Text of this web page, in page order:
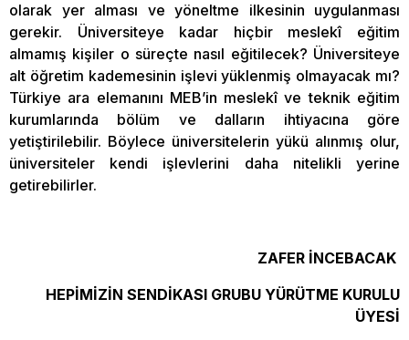
olarak yer alması ve yöneltme ilkesinin uygulanması
gerekir. Üniversiteye kadar hiçbir meslekî eğitim
almamış kişiler o süreçte nasıl eğitilecek? Üniversiteye
alt öğretim kademesinin işlevi yüklenmiş olmayacak mı?
Türkiye ara elemanını MEB’in meslekî ve teknik eğitim
kurumlarında bölüm ve dalların ihtiyacına göre
yetiştirilebilir. Böylece üniversitelerin yükü alınmış olur,
üniversiteler kendi işlevlerini daha nitelikli yerine
getirebilirler.
ZAFER İNCEBACAK
HEPİMİZİN SENDİKASI GRUBU YÜRÜTME KURULU
ÜYESİ